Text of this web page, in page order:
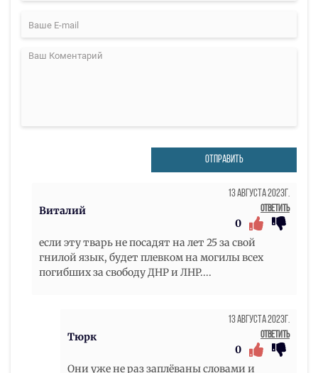
ОТПРАВИТЬ
Виталий
13 Августа 2023г.
Ответить
0
если эту тварь не посадят на лет 25 за свой
гнилой язык, будет плевком на могилы всех
погибших за свободу ДНР и ЛНР....
Тюрк
13 Августа 2023г.
Ответить
0
Они уже не раз заплёваны словами и